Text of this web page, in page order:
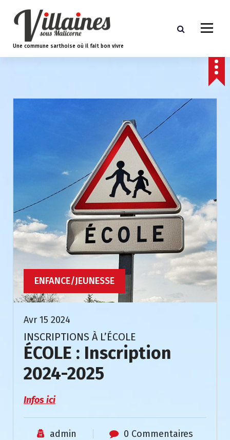
Une commune sarthoise où il fait bon vivre
ENFANCE/JEUNESSE
Avr 15 2024
INSCRIPTIONS À L’ÉCOLE
ÉCOLE : Inscription
2024-2025
Infos ici
admin 0 Commentaires